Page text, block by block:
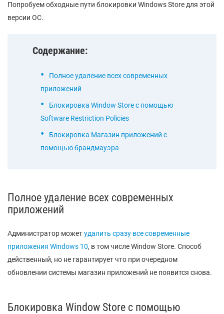
Попробуем обходные пути блокировки Windows Store для этой
версии ОС.
Содержание:
Полное удаление всех современных
приложений
Блокировка Window Store с помощью
Software Restriction Policies
Блокировка Магазин приложений с
помощью брандмауэра
Полное удаление всех современных
приложений
Администратор можетудалить сразу все современные
приложения Windows 10, в том числе Window Store. Способ
действенный, но не гарантирует что при очередном
обновлении системы магазин приложений не появится снова.
Блокировка Window Store с помощью